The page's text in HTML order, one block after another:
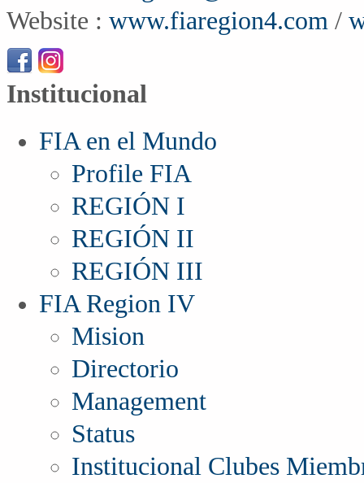
Website : www.fiaregion4.com /
Institucional
FIA en el Mundo
Profile FIA
REGIÓN I
REGIÓN II
REGIÓN III
FIA Region IV
Mision
Directorio
Management
Status
Institucional Clubes